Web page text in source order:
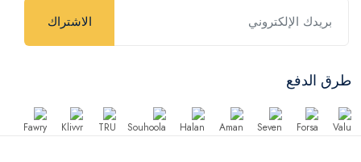
الاشتراك
طرق الدفع